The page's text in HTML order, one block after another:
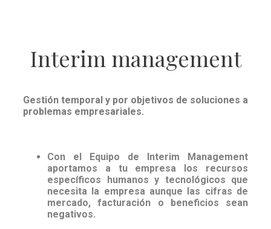
Interim management
Gestión temporal y por objetivos de soluciones a
problemas empresariales.
Con el Equipo de Interim Management
aportamos a tu empresa los recursos
específicos humanos y tecnológicos que
necesita la empresa aunque las cifras de
mercado, facturación o beneficios sean
negativos.